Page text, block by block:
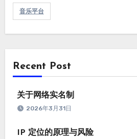
音乐平台
Recent Post
关于网络实名制
2026年3月31日
IP 定位的原理与风险